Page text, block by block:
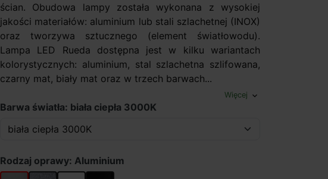
ścian. Obudowa lampy została wykonana z wysokiej
jakości materiałów: aluminium lub stali szlachetnej (INOX)
oraz tworzywa sztucznego (element światłowodu).
Lampa LED Rueda dostępna jest w kilku wariantach
kolorystycznych: aluminium, stal szlachetna szlifowana,
czarny mat, biały mat oraz w trzech barwach...
Więcej expand_more
Barwa światła: biała ciepła 3000K
Rodzaj oprawy: Aluminium
AluminiumStal szlachetna
Biały Czarny